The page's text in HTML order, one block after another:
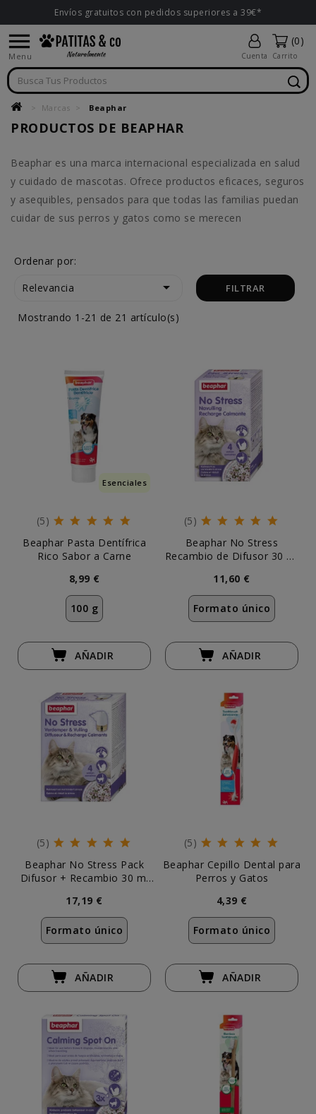
Envíos gratuitos con pedidos superiores a 39€*

Menu Cuenta
(0)
Carrito
Marcas Beaphar
PRODUCTOS DE BEAPHAR
Beaphar es una marca internacional especializada en salud
y cuidado de mascotas. Ofrece productos eficaces, seguros
y asequibles, pensados para que todas las familias puedan
cuidar de sus perros y gatos como se merecen
Ordenar por:
Relevancia
 FILTRAR
Mostrando 1-21 de 21 artículo(s)
Esenciales
(5)
Beaphar Pasta Dentífrica
Rico Sabor a Carne
8,99 €
100 g
AÑADIR
(5)
Beaphar No Stress
Recambio de Difusor 30 ml
11,60 €
Formato único
AÑADIR
(5)
Beaphar No Stress Pack
Difusor + Recambio 30 ml
17,19 €
Formato único
AÑADIR
(5)
Beaphar Cepillo Dental para
Perros y Gatos
4,39 €
Formato único
AÑADIR